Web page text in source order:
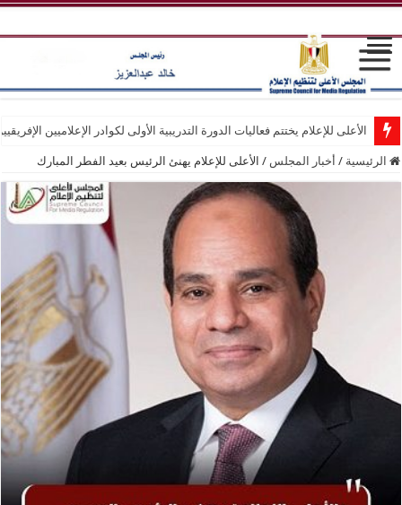
الأعلى للإعلام يختتم فعاليات الدورة التدريبية الأولى لكوادر الإعلاميين
الرئيسية / أخبار المجلس / الأعلى للإعلام يهنئ الرئيس بعيد الفطر المبارك